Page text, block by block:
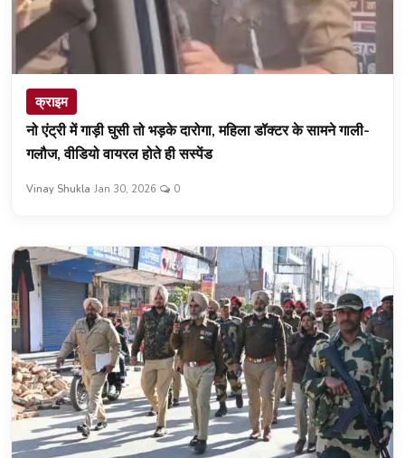
क्राइम
नो एंट्री में गाड़ी घुसी तो भड़के दारोगा, महिला डॉक्टर के सामने गाली-
गलौज, वीडियो वायरल होते ही सस्पेंड
Vinay Shukla Jan 30, 2026 0